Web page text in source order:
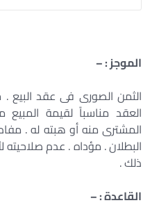
الموجز : –
الثمن الصورى فى عقد البيع
العقد مناسباً لقيمة المبيع
المشترى منه أو هبته له .
البطلان . مؤداه . عدم صلاحيته
ذلك .
القاعدة : –